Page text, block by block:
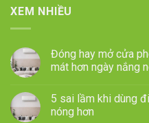
XEM NHIỀU
Đóng hay mở cửa
mát hơn ngày nắng
5 sai lầm khi dùng
nóng hơn